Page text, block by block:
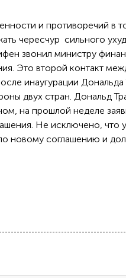
и противоречий в
чересчур сильного
звонил министру
Это второй контакт
инаугурации Дональда
двух стран. Дональд
на прошлой неделе
Не исключено, что
новому соглашению и